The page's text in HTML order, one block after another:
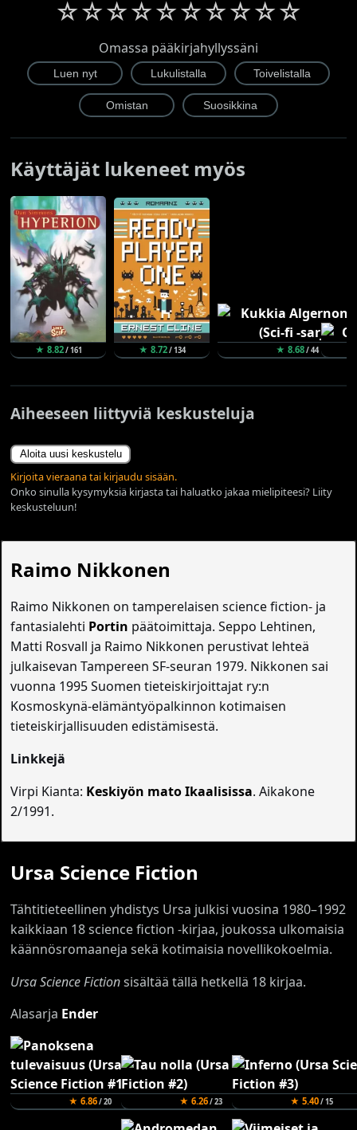
☆☆☆☆☆☆☆☆☆☆
Omassa pääkirjahyllyssäni
Käyttäjät lukeneet myös
★ 8.82/ 161 ★ 8.72/ 134 ★ 8.68/ 44
Aiheeseen liittyviä keskusteluja
Aloita uusi keskustelu
Kirjoita vieraana tai kirjaudu sisään.
Onko sinulla kysymyksiä kirjasta tai haluatko jakaa mielipiteesi? Liity
keskusteluun!
Raimo Nikkonen
Raimo Nikkonen on tamperelaisen science fiction- ja
fantasialehti Portin päätoimittaja. Seppo Lehtinen,
Matti Rosvall ja Raimo Nikkonen perustivat lehteä
julkaisevan Tampereen SF-seuran 1979. Nikkonen sai
vuonna 1995 Suomen tieteiskirjoittajat ry:n
Kosmoskynä-elämäntyöpalkinnon kotimaisen
tieteiskirjallisuuden edistämisestä.
Linkkejä
Virpi Kianta: Keskiyön mato Ikaalisissa. Aikakone
2/1991.
Ursa Science Fiction
Tähtitieteellinen yhdistys Ursa julkisi vuosina 1980–1992
kaikkiaan 18 science fiction -kirjaa, joukossa ulkomaisia
käännösromaaneja sekä kotimaisia novellikokoelmia.
Ursa Science Fictionsisältää tällä hetkellä 18 kirjaa.
Alasarja Ender
★ 6.86/ 20 ★ 6.26/ 23 ★ 5.40/ 15